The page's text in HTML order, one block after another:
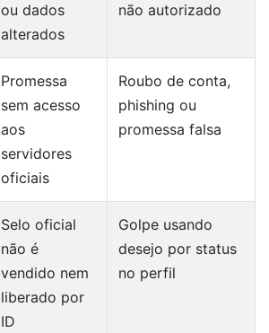
ou dados
alterados
não autorizado
Promessa
sem acesso
aos
servidores
oficiais
Roubo de conta,
phishing ou
promessa falsa
Selo oficial
não é
vendido nem
liberado por
ID
Golpe usando
desejo por status
no perfil